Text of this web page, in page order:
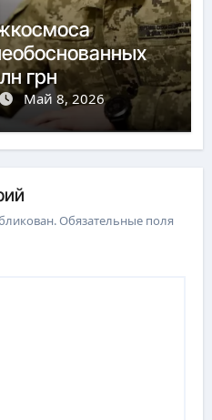
грн
Май 8, 2026
Обязательные поля